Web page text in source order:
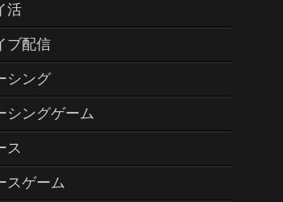
活
ブ配信
シング
シングゲーム
ス
スゲーム